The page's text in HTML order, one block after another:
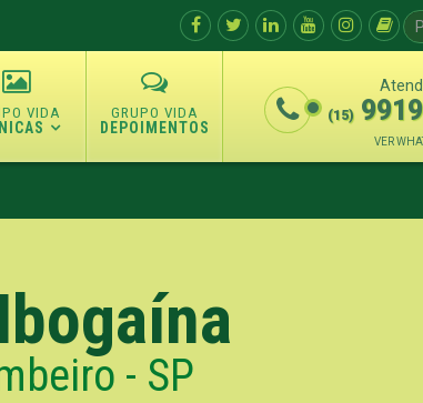
DEPOIMENTOS
(15)
VER
- SP